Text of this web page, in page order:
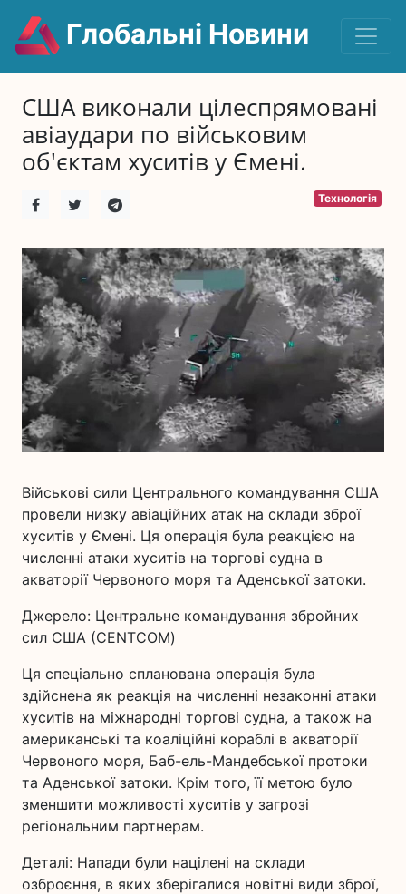
Глобальні Новини
США виконали цілеспрямовані
авіаудари по військовим
об'єктам хуситів у Ємені.
Технологія
Військові сили Центрального командування США
провели низку авіаційних атак на склади зброї
хуситів у Ємені. Ця операція була реакцією на
численні атаки хуситів на торгові судна в
акваторії Червоного моря та Аденської затоки.
Джерело: Центральне командування збройних
сил США (CENTCOM)
Ця спеціально спланована операція була
здійснена як реакція на численні незаконні атаки
хуситів на міжнародні торгові судна, а також на
американські та коаліційні кораблі в акваторії
Червоного моря, Баб-ель-Мандебської протоки
та Аденської затоки. Крім того, її метою було
зменшити можливості хуситів у загрозі
регіональним партнерам.
Деталі: Напади були націлені на склади
озброєння, в яких зберігалися новітні види зброї,